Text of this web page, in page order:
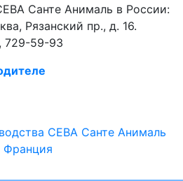
Санте Анималь в России:
Рязанский пр., д. 16.
729-59-93
СЕВА Санте Анималь
Франция